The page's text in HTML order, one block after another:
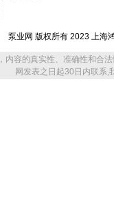
泵业网 版权所有 2023 上海
内容的真实性、准确性和合
网发表之日起30日内联系,